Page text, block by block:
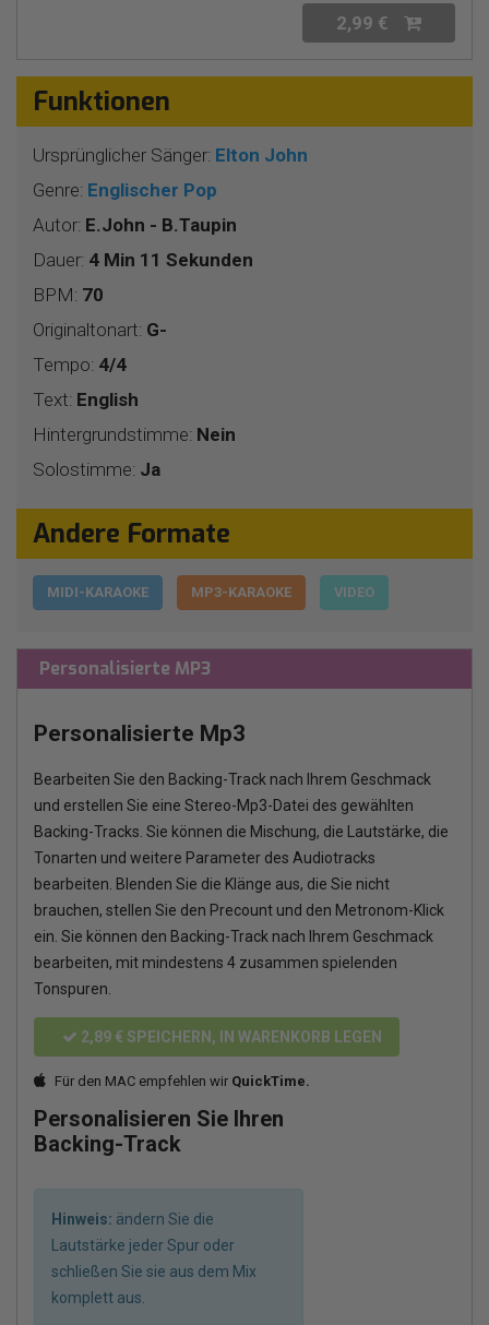
2,99 €
Funktionen
Ursprünglicher Sänger: Elton John
Genre: Englischer Pop
Autor: E.John - B.Taupin
Dauer: 4 Min 11 Sekunden
BPM: 70
Originaltonart: G-
Tempo: 4/4
Text: English
Hintergrundstimme: Nein
Solostimme: Ja
Andere Formate
MIDI-KARAOKE MP3-KARAOKE VIDEO
Personalisierte MP3
Personalisierte Mp3
Bearbeiten Sie den Backing-Track nach Ihrem Geschmack
und erstellen Sie eine Stereo-Mp3-Datei des gewählten
Backing-Tracks. Sie können die Mischung, die Lautstärke, die
Tonarten und weitere Parameter des Audiotracks
bearbeiten. Blenden Sie die Klänge aus, die Sie nicht
brauchen, stellen Sie den Precount und den Metronom-Klick
ein. Sie können den Backing-Track nach Ihrem Geschmack
bearbeiten, mit mindestens 4 zusammen spielenden
Tonspuren.
2,89 € SPEICHERN, IN WARENKORB LEGEN
Für den MAC empfehlen wir QuickTime.
Personalisieren Sie Ihren
Backing-Track
Hinweis: ändern Sie die
Lautstärke jeder Spur oder
schließen Sie sie aus dem Mix
komplett aus.